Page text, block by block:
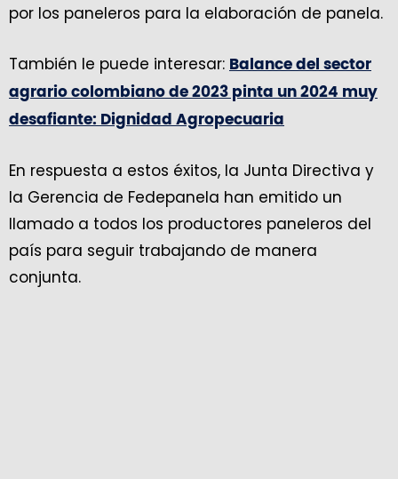
por los paneleros para la elaboración de panela.
También le puede interesar: Balance del sector
agrario colombiano de 2023 pinta un 2024 muy
desafiante: Dignidad Agropecuaria
En respuesta a estos éxitos, la Junta Directiva y
la Gerencia de Fedepanela han emitido un
llamado a todos los productores paneleros del
país para seguir trabajando de manera
conjunta.